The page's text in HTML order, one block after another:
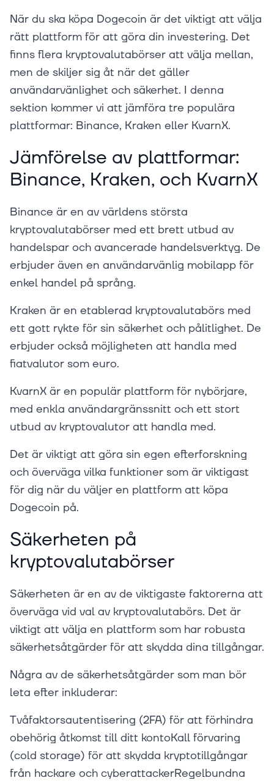
När du ska köpa Dogecoin är det viktigt att välja
rätt plattform för att göra din investering. Det
finns flera kryptovalutabörser att välja mellan,
men de skiljer sig åt när det gäller
användarvänlighet och säkerhet. I denna
sektion kommer vi att jämföra tre populära
plattformar: Binance, Kraken eller KvarnX.
Jämförelse av plattformar:
Binance, Kraken, och KvarnX
Binance är en av världens största
kryptovalutabörser med ett brett utbud av
handelspar och avancerade handelsverktyg. De
erbjuder även en användarvänlig mobilapp för
enkel handel på språng.
Kraken är en etablerad kryptovalutabörs med
ett gott rykte för sin säkerhet och pålitlighet. De
erbjuder också möjligheten att handla med
fiatvalutor som euro.
KvarnX är en populär plattform för nybörjare,
med enkla användargränssnitt och ett stort
utbud av kryptovalutor att handla med.
Det är viktigt att göra sin egen efterforskning
och överväga vilka funktioner som är viktigast
för dig när du väljer en plattform att köpa
Dogecoin på.
Säkerheten på
kryptovalutabörser
Säkerheten är en av de viktigaste faktorerna att
överväga vid val av kryptovalutabörs. Det är
viktigt att välja en plattform som har robusta
säkerhetsåtgärder för att skydda dina tillgångar.
Några av de säkerhetsåtgärder som man bör
leta efter inkluderar:
Tvåfaktorsautentisering (2FA) för att förhindra
obehörig åtkomst till ditt kontoKall förvaring
(cold storage) för att skydda kryptotillgångar
från hackare och cyberattackerRegelbundna